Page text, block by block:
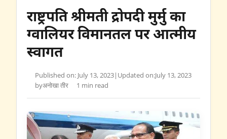
राष्ट्रपति श्रीमती द्रोपदी मुर्मु का
ग्वालियर विमानतल पर आत्मीय
स्वागत
Published on: July 13, 2023| Updated on:July 13, 2023
byअनोखा तीर 1 min read